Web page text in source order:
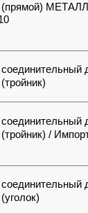
соединительный
соединительный
/
соединительный